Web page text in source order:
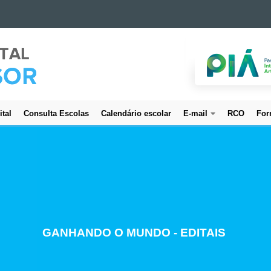
Consulta Escolas Calendário escolar E-mail RCO
ESTUDO E PLANEJAMENTO
GANHANDO O MUNDO - EDITAIS
CREDENCIAMENTO DE SERVIDORES
PROJETO BEM CUIDAR